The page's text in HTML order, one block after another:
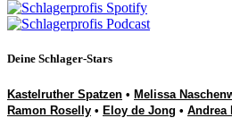
Deine Schlager-Stars
Kastelruther Spatzen • Melissa
Ramon Roselly • Eloy de Jong • Andrea